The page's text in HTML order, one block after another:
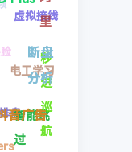
制
GKD
Plus
时数据统
规
则
订
阅
** 自
动滑
名池
版本测
库